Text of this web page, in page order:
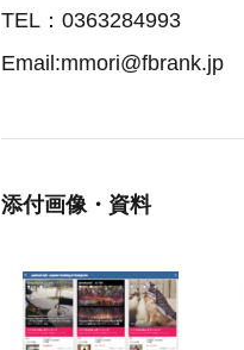
TEL：0363284993
Email:mmori@fbrank.jp
添付画像・資料